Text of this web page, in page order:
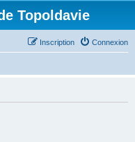
Topoldavie
Connexion
Inscription